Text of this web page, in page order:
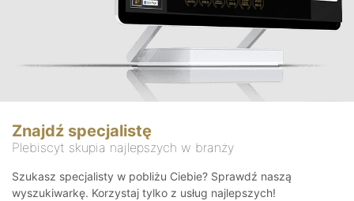
Znajdź specjalistę
Plebiscyt skupia najlepszych w branży
Szukasz specjalisty w pobliżu Ciebie? Sprawdź naszą
wyszukiwarkę. Korzystaj tylko z usług najlepszych!